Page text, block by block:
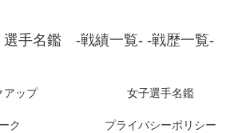
選手名鑑 -戦績一覧- -戦歴一覧-
アップ 女子選手名鑑
ク プライバシーポリシー